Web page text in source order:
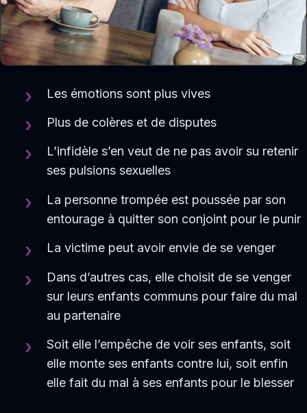
Les émotions sont plus vives
Plus de colères et de disputes
L’infidèle s’en veut de ne pas avoir su retenir
ses pulsions sexuelles
La personne trompée est poussée par son
entourage à quitter son conjoint pour le punir
La victime peut avoir envie de se venger
Dans d’autres cas, elle choisit de se venger
sur leurs enfants communs pour faire du mal
au partenaire
Soit elle l’empêche de voir ses enfants, soit
elle monte ses enfants contre lui, soit enfin
elle fait du mal à ses enfants pour le blesser